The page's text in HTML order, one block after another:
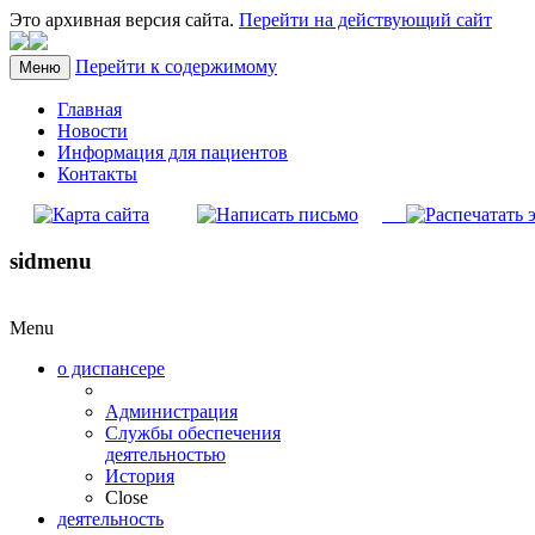
Это архивная версия сайта. Перейти на действующий сайт
Меню Перейти к содержимому
Главная
Новости
Информация для пациентов
Контакты
sidmenu
Menu
о диспансере
Администрация
Службы обеспечения
деятельностью
История
Close
деятельность